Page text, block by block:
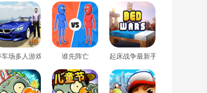
车场多人游戏无限金币版谁先阵亡 起床战争最新手机版